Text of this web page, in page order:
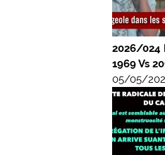
2026/024
1969 Vs
05/05/